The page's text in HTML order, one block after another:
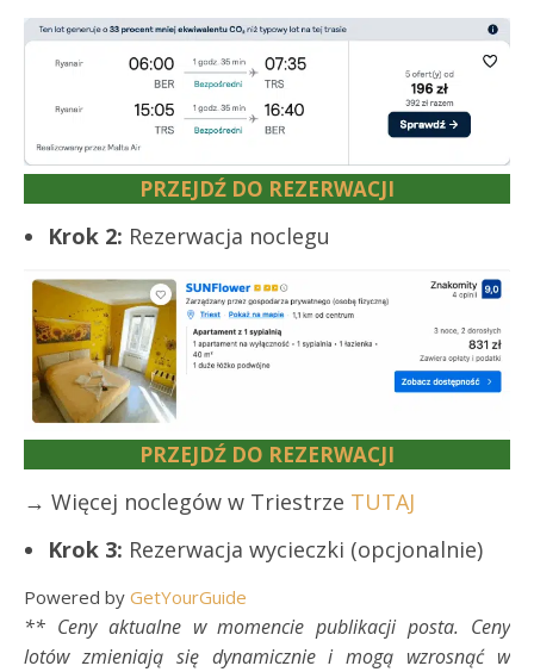
PRZEJDŹ DO REZERWACJI
Krok 2: Rezerwacja noclegu
PRZEJDŹ DO REZERWACJI
→ Więcej noclegów w Triestrze TUTAJ
Krok 3: Rezerwacja wycieczki (opcjonalnie)
Powered by GetYourGuide
** Ceny aktualne w momencie publikacji posta. Ceny
lotów zmieniają się dynamicznie i mogą wzrosnąć w